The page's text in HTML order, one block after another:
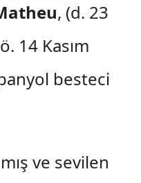
, (d. 23
14 Kasım
besteci
ve sevilen